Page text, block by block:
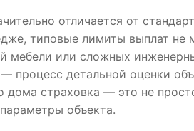
отличается от
типовые лимиты выплат не
мебели или сложных
процесс детальной оценки
дома страховка — это не
объекта.